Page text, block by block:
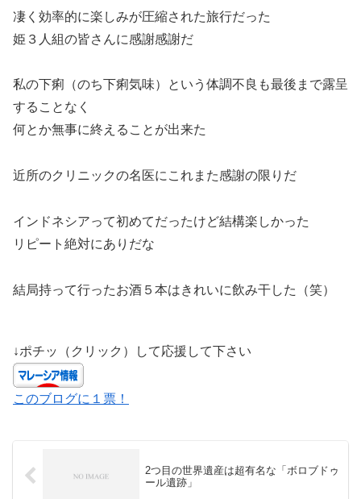
凄く効率的に楽しみが圧縮された旅行だった
姫３人組の皆さんに感謝感謝だ
私の下痢（のち下痢気味）という体調不良も最後まで露呈
することなく
何とか無事に終えることが出来た
近所のクリニックの名医にこれまた感謝の限りだ
インドネシアって初めてだったけど結構楽しかった
リピート絶対にありだな
結局持って行ったお酒５本はきれいに飲み干した（笑）
↓ポチッ（クリック）して応援して下さい
このブログに１票！
2つ目の世界遺産は超有名な「ボロブドゥ
ール遺跡」